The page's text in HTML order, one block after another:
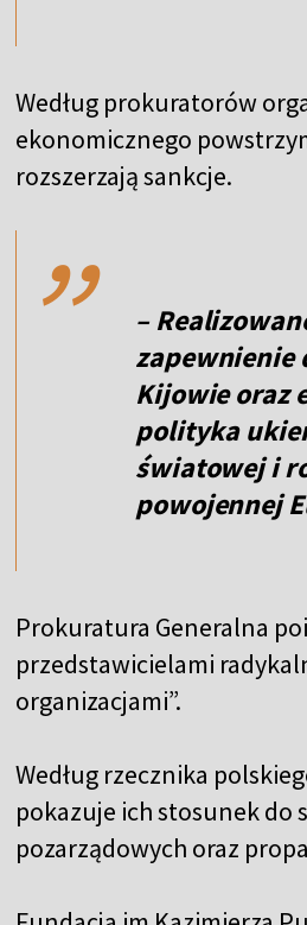
Według prokuratorów
ekonomicznego
rozszerzają sankcje.
,,
–
zapewnienie
Kijowie oraz
polityka
światowej i
powojennej
Prokuratura Generalna
przedstawicielami
organizacjami”.
Według rzecznika
pokazuje ich stosunek do
pozarządowych oraz